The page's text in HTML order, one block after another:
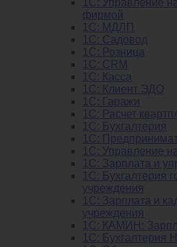
фирмой
1С: МДЛП
1С: Садовод
1С: Розница
1C: CRM
1C: Касса
1С: Клиент ЭДО
1С: Гаражи
1C: Расчет
1C: Бухгалтерия
1C:
1C: Управление
1C: Зарплата и
1C: Бухгалтерия
учреждения
1C: Зарплата и
учреждения
1C: КАМИН:
1C: Бухгалтерия